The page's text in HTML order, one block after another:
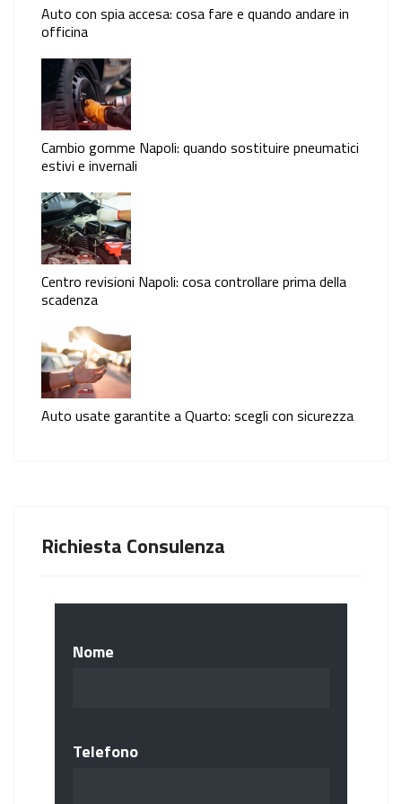
Auto con spia accesa: cosa fare e quando andare in
officina
Cambio gomme Napoli: quando sostituire pneumatici
estivi e invernali
Centro revisioni Napoli: cosa controllare prima della
scadenza
Auto usate garantite a Quarto: scegli con sicurezza
Richiesta Consulenza
Nome
Telefono